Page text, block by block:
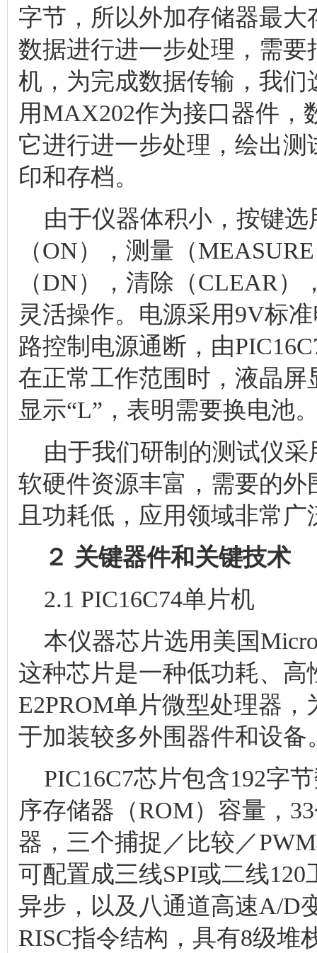
字节，所以外加存储器最
数据进行进一步处理，需
机，为完成数据传输，我们
用MAX202作为接口器件，
它进行进一步处理，绘出
印和存档。
由于仪器体积小，按键选
（ON），测量（
（DN），清除（CLEAR
灵活操作。电源采用9V标
路控制电源通断，由
在正常工作范围时，液晶屏
显示“L”，表明需要换电池
由于我们研制的测试仪采
软硬件资源丰富，需要的
且功耗低，应用领域非常广
２ 关键器件和关键技术
2.1 PIC16C74单片机
本仪器芯片选用美国
这种芯片是一种低功耗、高
E2PROM单片微型处理器
于加装较多外围器件和设备
PIC16C7芯片包含192字
序存储器（ROM）容量，
器，三个捕捉／比较／
可配置成三线SPI或二线
异步，以及八通道高速A/D
RISC指令结构，具有8级堆